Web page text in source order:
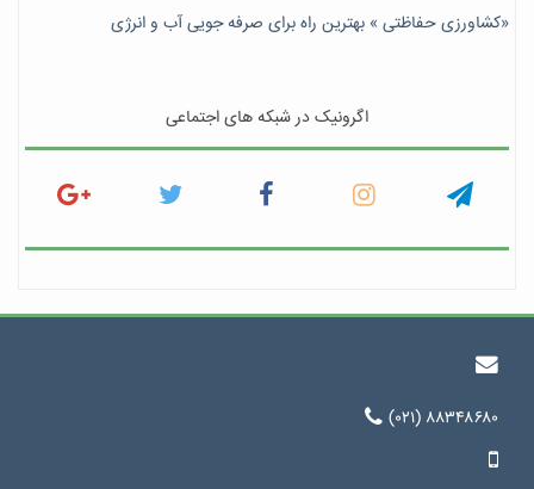
«کشاورزی حفاظتی » بهترین راه برای صرفه جویی آب و انرژی
اگرونیک در شبکه های اجتماعی
(۰۲۱) ۸۸۳۴۸۶۸۰